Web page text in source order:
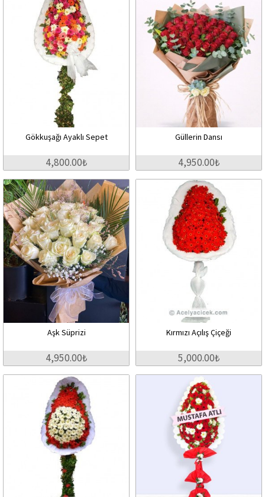
Gökkuşağı Ayaklı Sepet
4,800.00₺
Güllerin Dansı
4,950.00₺
Aşk Süprizi
4,950.00₺
Kırmızı Açılış Çiçeği
5,000.00₺